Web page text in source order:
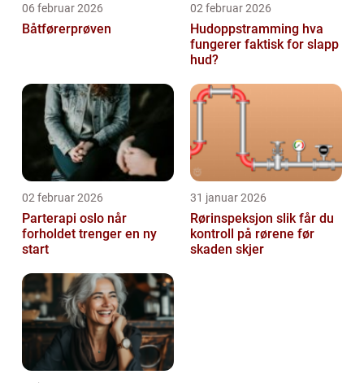
06 februar 2026
Båtførerprøven
02 februar 2026
Hudoppstramming hva
fungerer faktisk for slapp
hud?
02 februar 2026
Parterapi oslo når
forholdet trenger en ny
start
31 januar 2026
Rørinspeksjon slik får du
kontroll på rørene før
skaden skjer